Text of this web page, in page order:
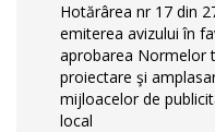
Hotărârea nr 17 din
emiterea avizului în
aprobarea Normelor
proiectare şi
mijloacelor de
local